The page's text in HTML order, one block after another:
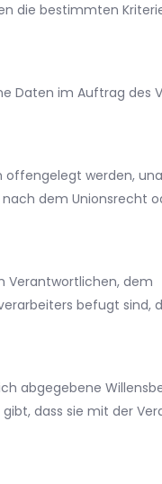
die bestimmten
Daten im Auftrag des
offengelegt werden,
dem Unionsrecht
Verantwortlichen, dem
befugt sind,
abgegebene
dass sie mit der